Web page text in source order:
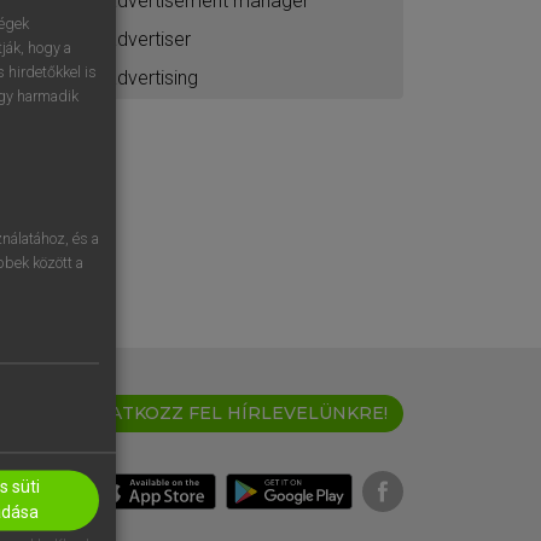
advertiser
advertising
IRATKOZZ FEL HÍRLEVELÜNKRE!
hogy a
hirdetőkkel is
harmadik
és a
között a
süti